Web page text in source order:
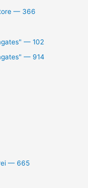
— 366
— 102
— 914
— 665